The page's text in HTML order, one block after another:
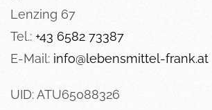
Lenzing 67
Tel.: +43 6582 73387
E-Mail: info@lebensmittel-frank.at
UID: ATU65088326